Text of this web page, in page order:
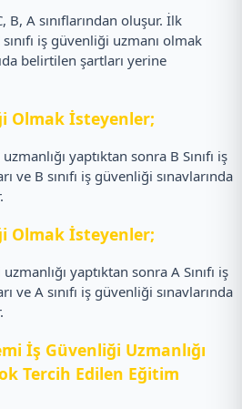
B, A sınıflarından oluşur. İlk
sınıfı iş güvenliği uzmanı olmak
belirtilen şartları yerine
Olmak İsteyenler;
yaptıktan sonra B Sınıfı iş
ve B sınıfı iş güvenliği sınavlarında
Olmak İsteyenler;
yaptıktan sonra A Sınıfı iş
ve A sınıfı iş güvenliği sınavlarında
İş Güvenliği Uzmanlığı
Tercih Edilen Eğitim